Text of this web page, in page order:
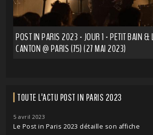
POST IN PARIS 2023 - JOUR 1 - PETIT BAIN &
CANTON @ PARIS (75) (27 MAI 2023)
TOUTE L'ACTU POST IN PARIS 2023
5 avril 2023
Le Post in Paris 2023 détaille son affiche